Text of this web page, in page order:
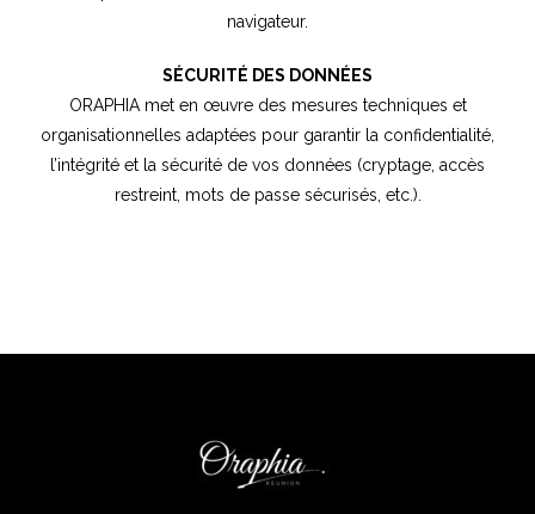
navigateur.
SÉCURITÉ DES DONNÉES
ORAPHIA met en œuvre des mesures techniques et
organisationnelles adaptées pour garantir la confidentialité,
l’intégrité et la sécurité de vos données (cryptage, accès
restreint, mots de passe sécurisés, etc.).